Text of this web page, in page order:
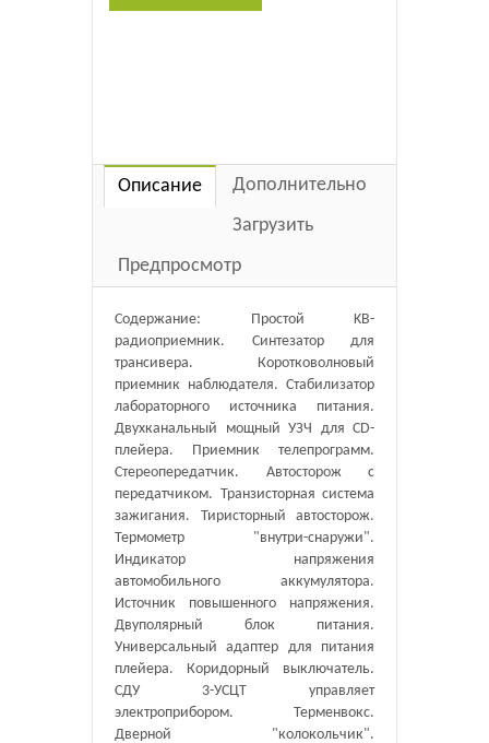
Описание
Дополнительно
Загрузить
Предпросмотр
Содержание: Простой KB-
радиоприемник. Синтезатор для
трансивера. Коротковолновый
приемник наблюдателя. Стабилизатор
лабораторного источника питания.
Двухканальный мощный УЗЧ для CD-
плейера. Приемник телепрограмм.
Стереопередатчик. Автосторож с
передатчиком. Транзисторная система
зажигания. Тиристорный автосторож.
Термометр "внутри-снаружи".
Индикатор напряжения
автомобильного аккумулятора.
Источник повышенного напряжения.
Двуполярный блок питания.
Универсальный адаптер для питания
плейера. Коридорный выключатель.
СДУ 3-УСЦТ управляет
электроприбором. Терменвокс.
Дверной "колокольчик".